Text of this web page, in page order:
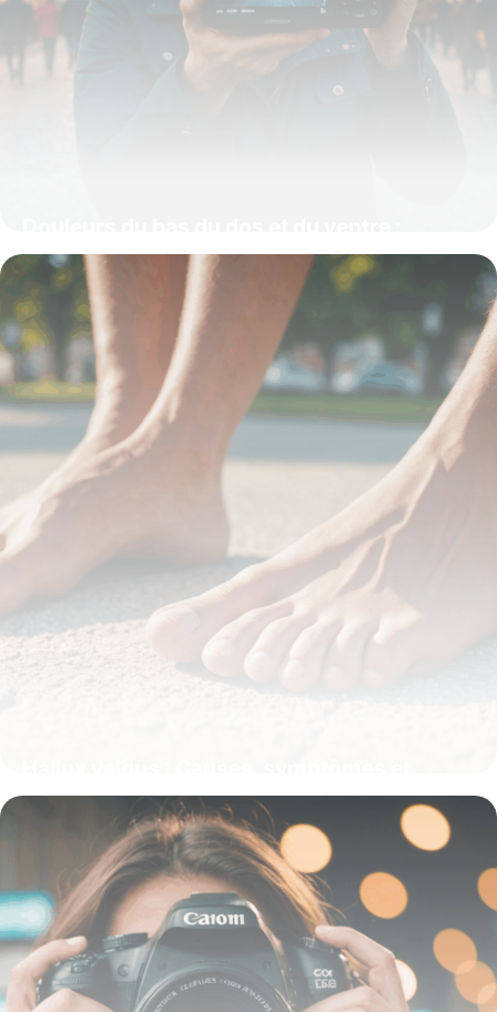
causes et solutions efficaces
16 octobre 2025
solutions efficaces pour soulager la douleur
13 octobre 2025